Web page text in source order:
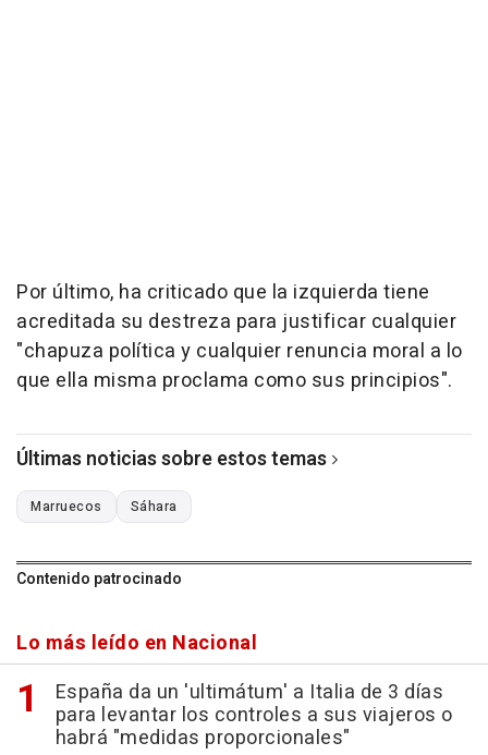
Por último, ha criticado que la izquierda tiene
acreditada su destreza para justificar cualquier
"chapuza política y cualquier renuncia moral a lo
que ella misma proclama como sus principios".
Últimas noticias sobre estos temas
Marruecos Sáhara
Contenido patrocinado
Lo más leído en Nacional
España da un 'ultimátum' a Italia de 3 días
para levantar los controles a sus viajeros o
habrá "medidas proporcionales"